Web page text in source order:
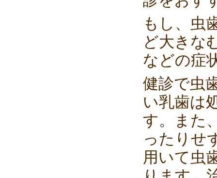
もし、虫
ど大きな
などの症
健診で虫
い乳歯は
す。また
ったりせ
用いて虫